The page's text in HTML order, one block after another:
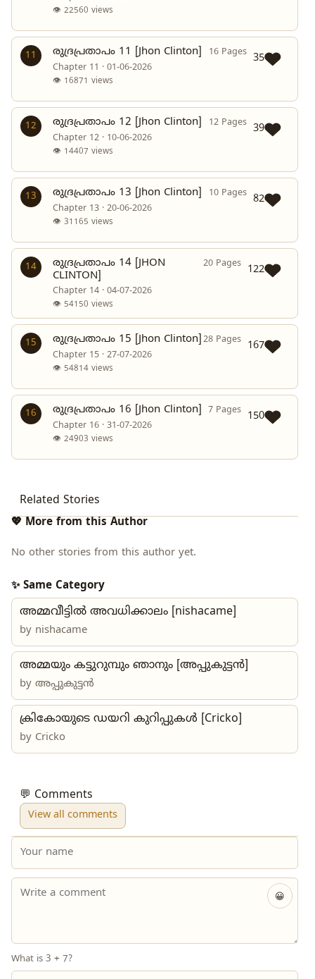
👁 22560 views
11 രുദ്രപ്രതാപം 11 [Jhon Clinton]
16 Pages
Chapter 11 · 01-06-2026
👁 16871 views
35
12 രുദ്രപ്രതാപം 12 [Jhon Clinton]
12 Pages
Chapter 12 · 10-06-2026
👁 14407 views
39
13 രുദ്രപ്രതാപം 13 [Jhon Clinton]
10 Pages
Chapter 13 · 20-06-2026
👁 31165 views
82
14
രുദ്രപ്രതാപം 14 [JHON
CLINTON]
20 Pages
Chapter 14 · 04-07-2026
👁 54150 views
122
15 രുദ്രപ്രതാപം 15 [Jhon Clinton] 28 Pages
Chapter 15 · 27-07-2026
👁 54814 views
167
16 രുദ്രപ്രതാപം 16 [Jhon Clinton]
7 Pages
Chapter 16 · 31-07-2026
👁 24903 views
150
Related Stories
💖 More from this Author
No other stories from this author yet.
✨ Same Category
അമ്മവീട്ടില്‍ അവധിക്കാലം [nishacame]
by nishacame
അമ്മയും കട്ടുറുമ്പും ഞാനും [അപ്പുകുട്ടൻ]
by അപ്പുകുട്ടൻ
ക്രികോയുടെ ഡയറി കുറിപ്പുകൾ [Cricko]
by Cricko
💬 Comments
View all comments
😀
What is 3 + 7?